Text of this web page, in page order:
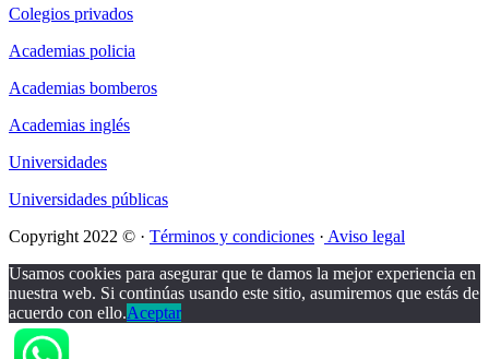
Colegios privados
Academias policia
Academias bomberos
Academias inglés
Universidades
Universidades públicas
Copyright 2022 © · Términos y condiciones · Aviso legal
Usamos cookies para asegurar que te damos la mejor experiencia en
nuestra web. Si continúas usando este sitio, asumiremos que estás de
acuerdo con ello.Aceptar